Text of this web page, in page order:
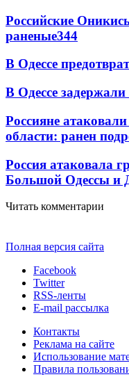
Российские
раненые344
В Одессе
В Одессе
Россияне
области: ранен
Россия атаковала
Большой Одессы и
Читать комментарии
Полная версия сайта
Facebook
Twitter
RSS-ленты
E-mail рассылка
Контакты
Реклама на сайте
Использование
Правила